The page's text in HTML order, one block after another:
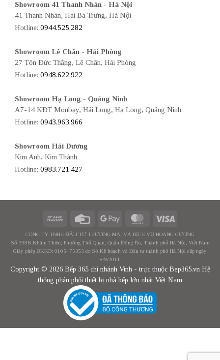
Showroom 41 Thanh Nhàn - Hà Nội
41 Thanh Nhàn, Hai Bà Trưng, Hà Nội
Hotline: 0944.525.282
Showroom Lê Chân - Hải Phòng
27 Tôn Đức Thắng, Lê Chân, Hải Phòng
Hotline: 0948.622.922
Showroom Hạ Long - Quảng Ninh
A7-14 KĐT Monbay, Hải Long, Hạ Long, Quảng Ninh
Hotline: 0943.963.966
Showroom Hải Dương
Kim Anh, Kim Thành
Hotline: 0983.721.427
CÔNG TY TNHH ĐẦU TƯ THƯƠNG MẠI VÀ DỊCH VỤ HOÀNG CƯƠNG
Số 398B Khâm Thiên, Phường Thổ Quan, Quận Đống Đa, Thành phố Hà Nội, Việt Nam
Giấy phép ĐKKD: 0105475353 do Sở Kế hoạch và Đầu tư thành phố Hà Nội cấp ngày
8/9/2011
Copyright © 2026 Bếp 365 chi nhánh Vinh - trực thuộc Bep365.vn Hệ
thống phân phối thiết bị nhà bếp lớn nhất Việt Nam